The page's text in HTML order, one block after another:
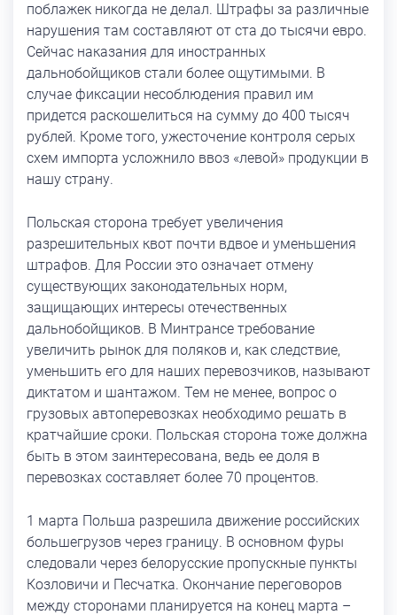
поблажек никогда не делал. Штрафы за различные
нарушения там составляют от ста до тысячи евро.
Сейчас наказания для иностранных
дальнобойщиков стали более ощутимыми. В
случае фиксации несоблюдения правил им
придется раскошелиться на сумму до 400 тысяч
рублей. Кроме того, ужесточение контроля серых
схем импорта усложнило ввоз «левой» продукции в
нашу страну.
Польская сторона требует увеличения
разрешительных квот почти вдвое и уменьшения
штрафов. Для России это означает отмену
существующих законодательных норм,
защищающих интересы отечественных
дальнобойщиков. В Минтрансе требование
увеличить рынок для поляков и, как следствие,
уменьшить его для наших перевозчиков, называют
диктатом и шантажом. Тем не менее, вопрос о
грузовых автоперевозках необходимо решать в
кратчайшие сроки. Польская сторона тоже должна
быть в этом заинтересована, ведь ее доля в
перевозках составляет более 70 процентов.
1 марта Польша разрешила движение российских
большегрузов через границу. В основном фуры
следовали через белорусские пропускные пункты
Козловичи и Песчатка. Окончание переговоров
между сторонами планируется на конец марта –